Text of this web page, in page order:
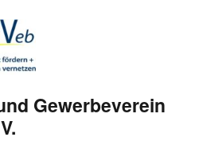
Gewerbeverein